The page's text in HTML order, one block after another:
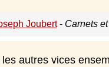
Joubert- Carnets
autres vices